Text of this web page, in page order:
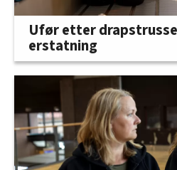
Ufør etter
erstatning